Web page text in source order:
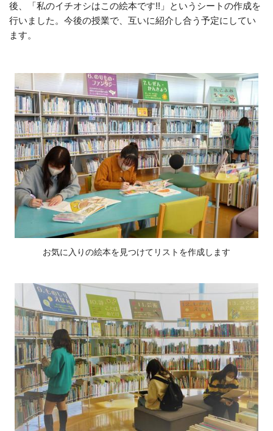
後、「私のイチオシはこの絵本です!!」というシートの作成を
行いました。今後の授業で、互いに紹介し合う予定にしてい
ます。
お気に入りの絵本を見つけてリストを作成します